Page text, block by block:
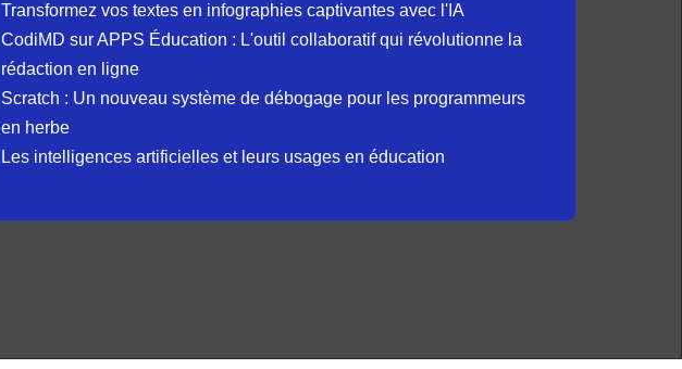
Transformez vos textes en infographies captivantes avec l'IA
CodiMD sur APPS Éducation : L'outil collaboratif qui révolutionne la
rédaction en ligne
Scratch : Un nouveau système de débogage pour les programmeurs
en herbe
Les intelligences artificielles et leurs usages en éducation